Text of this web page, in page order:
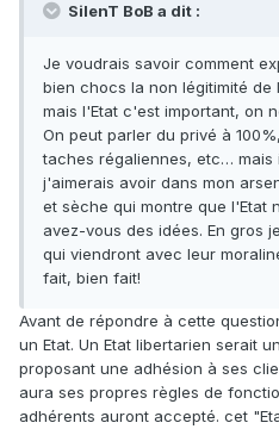
SilenT BoB a dit :
Je voudrais savoir comment
bien chocs la non légitimité de
mais l'Etat c'est important, on
On peut parler du privé à
taches régaliennes, etc… mais
j'aimerais avoir dans mon
et sèche qui montre que l'Etat
avez-vous des idées. En gros
qui viendront avec leur
fait, bien fait!
Avant de répondre à cette
un Etat. Un Etat libertarien serait
proposant une adhésion à ses
aura ses propres règles de
adhérents auront accepté. cet